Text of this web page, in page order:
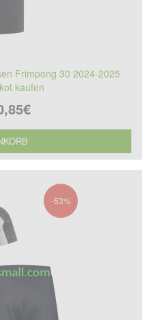
Frimpong 30 2024-2025
kaufen
-53%